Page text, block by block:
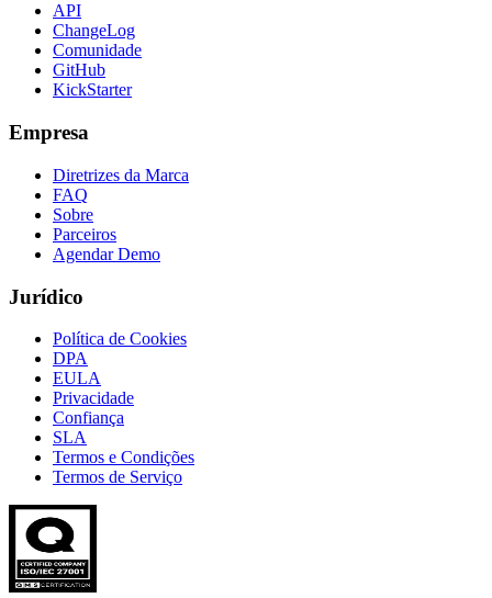
API
ChangeLog
Comunidade
GitHub
KickStarter
Empresa
Diretrizes da Marca
FAQ
Sobre
Parceiros
Agendar Demo
Jurídico
Política de Cookies
DPA
EULA
Privacidade
Confiança
SLA
Termos e Condições
Termos de Serviço